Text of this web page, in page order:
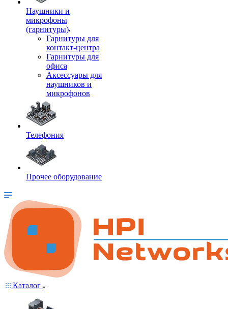
Наушники и
микрофоны
(гарнитуры)
Гарнитуры для
контакт-центра
Гарнитуры для
офиса
Аксессуары для
наушников и
микрофонов
Телефония
Прочее оборудование
Каталог